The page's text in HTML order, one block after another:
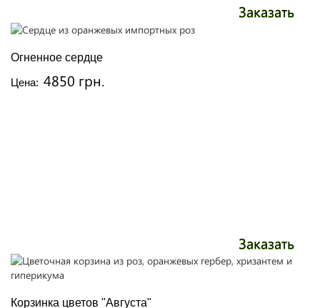
Заказать
Огненное сердце
Цена: 4850 грн.
Заказать
Корзинка цветов "Августа"